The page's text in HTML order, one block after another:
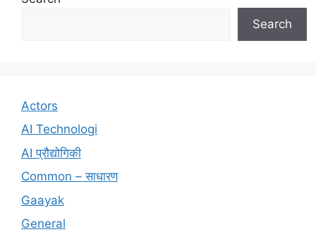
Search
Actors
AI Technologi
AI प्रौद्योगिकी
Common – साधारण
Gaayak
General